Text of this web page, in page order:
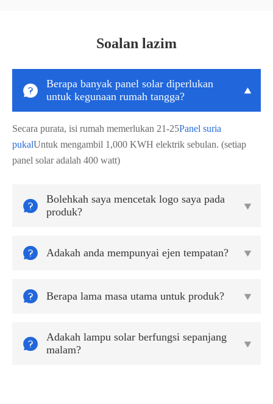
Soalan lazim

Berapa banyak panel solar diperlukan
untuk kegunaan rumah tangga?

Secara purata, isi rumah memerlukan 21-25Panel suria
pukalUntuk mengambil 1,000 KWH elektrik sebulan. (setiap
panel solar adalah 400 watt)

Bolehkah saya mencetak logo saya pada
produk?

 Adakah anda mempunyai ejen tempatan? 
 Berapa lama masa utama untuk produk? 

Adakah lampu solar berfungsi sepanjang
malam?
